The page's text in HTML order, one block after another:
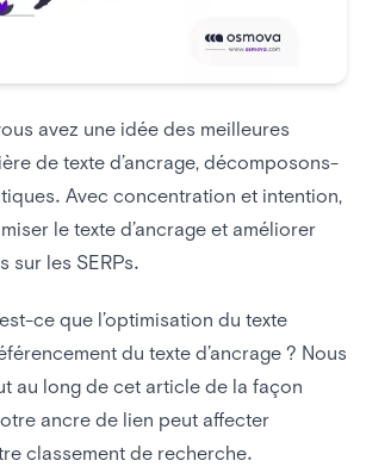
avez une idée des meilleures
de texte d’ancrage, décomposons-
Avec concentration et intention,
le texte d’ancrage et améliorer
sur les SERPs.
ce que l’optimisation du texte
du texte d’ancrage ? Nous
au long de cet article de la façon
ancre de lien peut affecter
classement de recherche.